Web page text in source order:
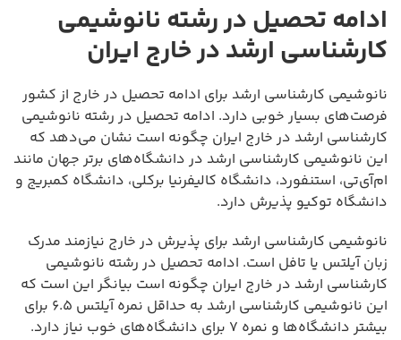
ادامه تحصیل در رشته نانوشیمی
کارشناسی ارشد در خارج ایران
نانوشیمی کارشناسی ارشد برای ادامه تحصیل در خارج از کشور
فرصت‌های بسیار خوبی دارد. ادامه تحصیل در رشته نانوشیمی
کارشناسی ارشد در خارج ایران چگونه است نشان می‌دهد که
این نانوشیمی کارشناسی ارشد در دانشگاه‌های برتر جهان مانند
ام‌آی‌تی، استنفورد، دانشگاه کالیفرنیا برکلی، دانشگاه کمبریج و
دانشگاه توکیو پذیرش دارد.
نانوشیمی کارشناسی ارشد برای پذیرش در خارج نیازمند مدرک
زبان آیلتس یا تافل است. ادامه تحصیل در رشته نانوشیمی
کارشناسی ارشد در خارج ایران چگونه است بیانگر این است که
این نانوشیمی کارشناسی ارشد به حداقل نمره آیلتس ۶.۵ برای
بیشتر دانشگاه‌ها و نمره ۷ برای دانشگاه‌های خوب نیاز دارد.